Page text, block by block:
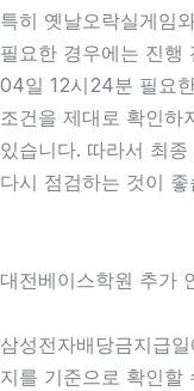
특히 옛날오락실게임
필요한 경우에는 진
04일 12시24분 필요
조건을 제대로 확인하
있습니다. 따라서 최
다시 점검하는 것이 좋
대전베이스학원 추가
삼성전자배당금지급
지를 기준으로 확인